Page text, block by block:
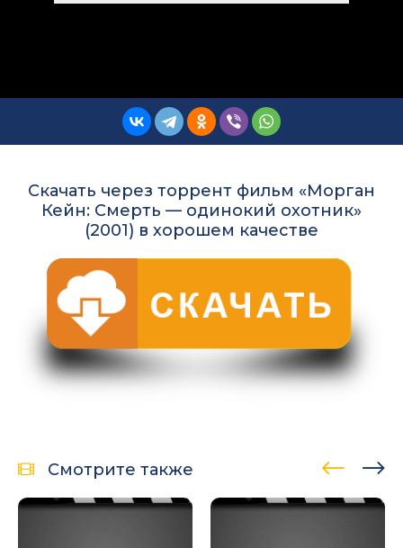
Скачать через торрент фильм «Морган
Кейн: Смерть — одинокий охотник»
(2001) в хорошем качестве
Смотрите также